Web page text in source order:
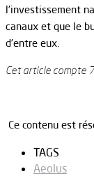
l’investissement
canaux et que le
d’entre eux.
Cet article compte
Ce contenu est
TAGS
Aeolus